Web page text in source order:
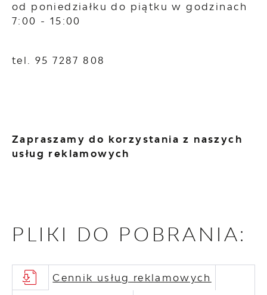
od poniedziałku do piątku w godzinach
7:00 - 15:00
tel. 95 7287 808
Zapraszamy do korzystania z naszych
usług reklamowych
PLIKI DO POBRANIA:
Cennik usług reklamowych